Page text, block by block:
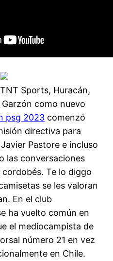
Sports, Huracán,
como nuevo
psg 2023 comenzó
directiva para
Pastore e incluso
las conversaciones
Te lo diggo
se les valoran
En el club
ha vuelto común en
el mediocampista de
número 21 en vez
en Chile.